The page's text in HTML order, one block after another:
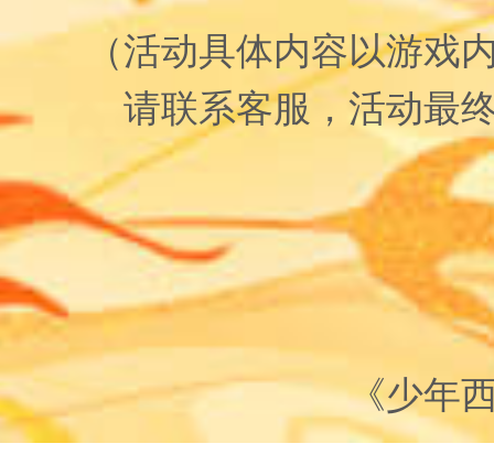
（活动具体内容以游戏
请联系客服，活动最
《少年